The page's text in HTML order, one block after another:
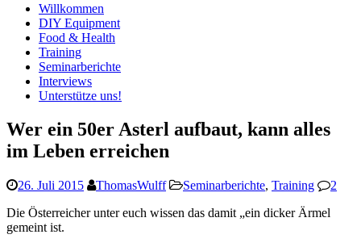
Willkommen
DIY Equipment
Food & Health
Training
Seminarberichte
Interviews
Unterstütze uns!
Wer ein 50er Asterl aufbaut, kann alles
im Leben erreichen
26. Juli 2015 ThomasWulff Seminarberichte, Training
2
Die Österreicher unter euch wissen das damit „ein dicker Ärmel
gemeint ist.